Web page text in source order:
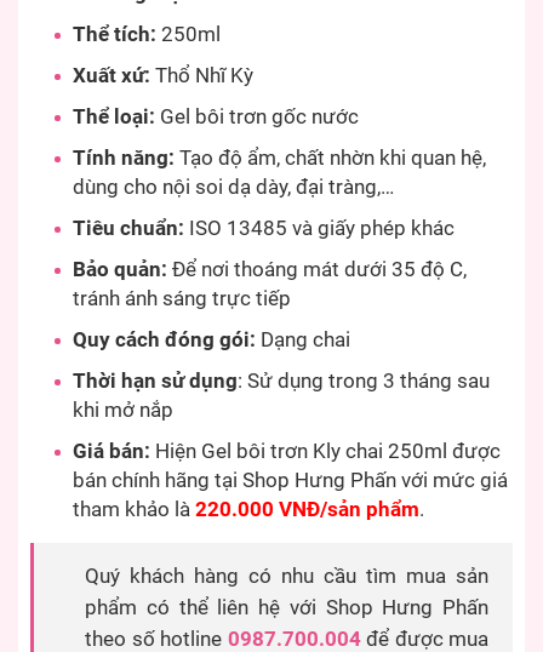
Thể tích: 250ml
Xuất xứ: Thổ Nhĩ Kỳ
Thể loại: Gel bôi trơn gốc nước
Tính năng: Tạo độ ẩm, chất nhờn khi quan hệ,
dùng cho nội soi dạ dày, đại tràng,…
Tiêu chuẩn: ISO 13485 và giấy phép khác
Bảo quản: Để nơi thoáng mát dưới 35 độ C,
tránh ánh sáng trực tiếp
Quy cách đóng gói: Dạng chai
Thời hạn sử dụng: Sử dụng trong 3 tháng sau
khi mở nắp
Giá bán: Hiện Gel bôi trơn Kly chai 250ml được
bán chính hãng tại Shop Hưng Phấn với mức giá
tham khảo là 220.000 VNĐ/sản phẩm.
Quý khách hàng có nhu cầu tìm mua sản
phẩm có thể liên hệ với Shop Hưng Phấn
theo số hotline 0987.700.004để được mua